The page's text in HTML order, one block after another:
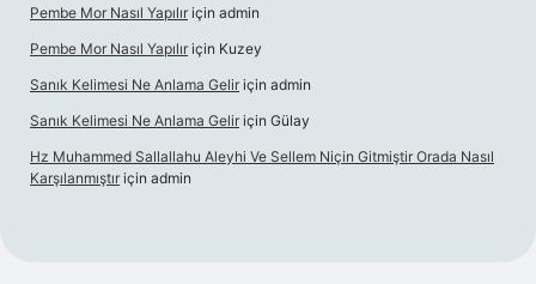
Pembe Mor Nasıl Yapılır için admin
Pembe Mor Nasıl Yapılır için Kuzey
Sanık Kelimesi Ne Anlama Gelir için admin
Sanık Kelimesi Ne Anlama Gelir için Gülay
Hz Muhammed Sallallahu Aleyhi Ve Sellem Niçin Gitmiştir Orada Nasıl
Karşılanmıştır için admin